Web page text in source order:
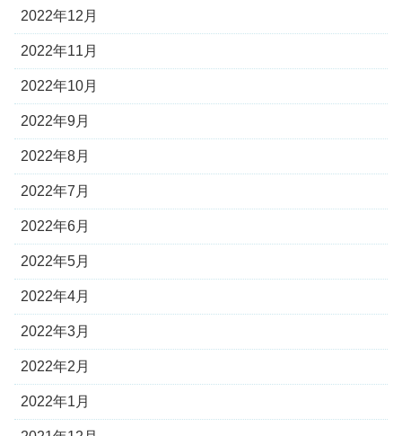
2022年12月
2022年11月
2022年10月
2022年9月
2022年8月
2022年7月
2022年6月
2022年5月
2022年4月
2022年3月
2022年2月
2022年1月